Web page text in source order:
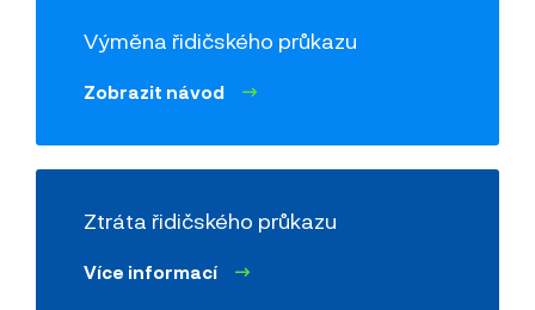
Výměna řidičského průkazu
Zobrazit návod
Ztráta řidičského průkazu
Více informací